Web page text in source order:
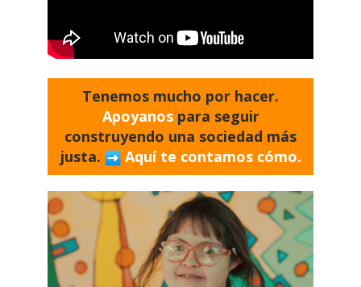
Tenemos mucho por hacer.
Apoyanos para seguir
construyendo una sociedad más
justa.
Aquí te contamos cómo.